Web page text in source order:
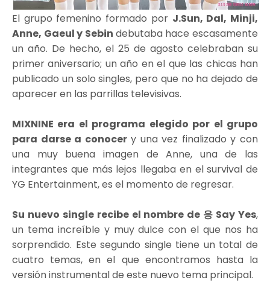
El grupo femenino formado por J.Sun, Dal, Minji,
Anne, Gaeul y Sebin debutaba hace escasamente
un año. De hecho, el 25 de agosto celebraban su
primer aniversario; un año en el que las chicas han
publicado un solo singles, pero que no ha dejado de
aparecer en las parrillas televisivas.
MIXNINE era el programa elegido por el grupo
para darse a conocery una vez finalizado y con
una muy buena imagen de Anne, una de las
integrantes que más lejos llegaba en el survival de
YG Entertainment, es el momento de regresar.
Su nuevo single recibe el nombre de 응 Say Yes,
un tema increíble y muy dulce con el que nos ha
sorprendido. Este segundo single tiene un total de
cuatro temas, en el que encontramos hasta la
versión instrumental de este nuevo tema principal.